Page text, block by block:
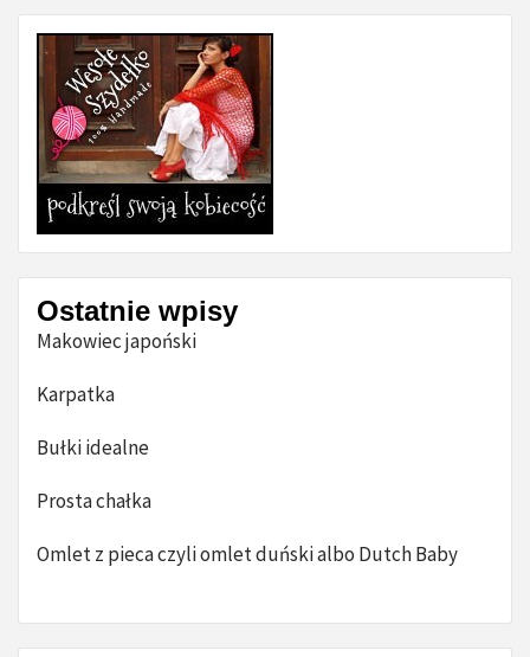
Ostatnie wpisy
Makowiec japoński
Karpatka
Bułki idealne
Prosta chałka
Omlet z pieca czyli omlet duński albo Dutch Baby